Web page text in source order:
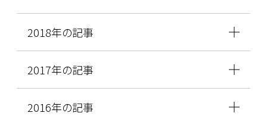
2018年の記事
2017年の記事
2016年の記事